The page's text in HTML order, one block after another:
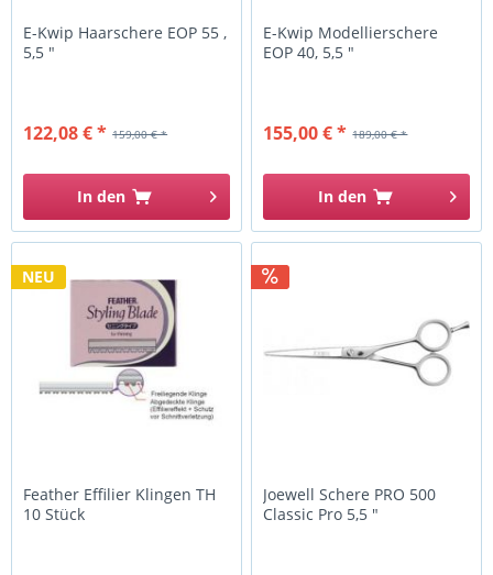
E-Kwip Haarschere EOP 55 ,
5,5 "
159,00 € *
122,08 € *
In den
E-Kwip Modellierschere
EOP 40, 5,5 "
189,00 € *
155,00 € *
In den
NEU
Feather Effilier Klingen TH
10 Stück
Joewell Schere PRO 500
Classic Pro 5,5 "